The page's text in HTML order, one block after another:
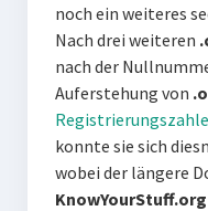
noch ein weiteres
Nach drei weiteren
nach der
Auferstehung von
konnte sie sich
wobei der längere
KnowYourStuff.org